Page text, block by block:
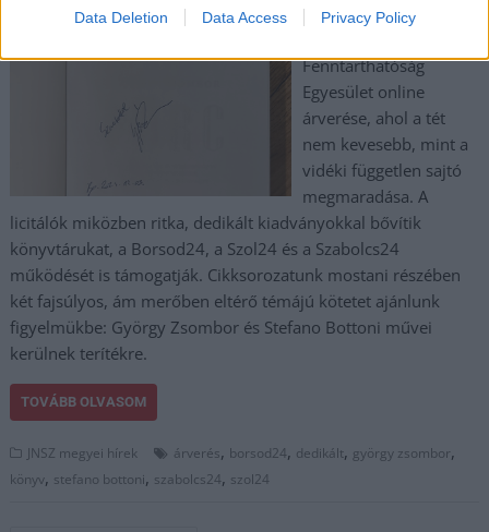
Data Deletion Data Access Privacy Policy
Zakatol tovább az
Fenntarthatóság
Egyesület online
árverése, ahol a tét
nem kevesebb, mint a
vidéki független sajtó
megmaradása. A
licitálók miközben ritka, dedikált kiadványokkal bővítik
könyvtárukat, a Borsod24, a Szol24 és a Szabolcs24
működését is támogatják. Cikksorozatunk mostani részében
két fajsúlyos, ám merőben eltérő témájú kötetet ajánlunk
figyelmükbe: György Zsombor és Stefano Bottoni művei
kerülnek terítékre.
TOVÁBB OLVASOM
JNSZ megyei hírek árverés, borsod24, dedikált, györgy zsombor,
könyv, stefano bottoni, szabolcs24, szol24